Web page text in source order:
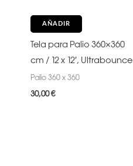
AÑADIR
Tela para Palio 360×360
cm / 12 x 12′, Ultrabounce
Palio 360 x 360
30,00€